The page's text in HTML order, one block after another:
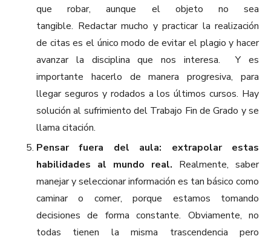
que robar, aunque el objeto no sea
tangible. Redactar mucho y practicar la realización
de citas es el único modo de evitar el plagio y hacer
avanzar la disciplina que nos interesa. Y es
importante hacerlo de manera progresiva, para
llegar seguros y rodados a los últimos cursos. Hay
solución al sufrimiento del Trabajo Fin de Grado y se
llama citación.
Pensar fuera del aula: extrapolar estas
habilidades al mundo real. Realmente, saber
manejar y seleccionar información es tan básico como
caminar o comer, porque estamos tomando
decisiones de forma constante. Obviamente, no
todas tienen la misma trascendencia pero